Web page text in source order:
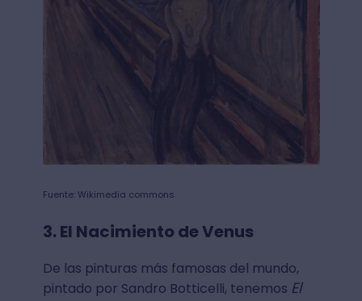
Fuente: Wikimedia commons
3. El Nacimiento de Venus
De las pinturas más famosas del mundo,
pintado por Sandro Botticelli, tenemos El